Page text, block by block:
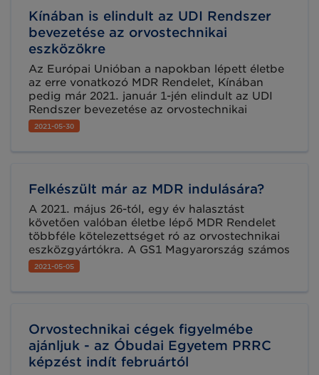
Kínában is elindult az UDI Rendszer
bevezetése az orvostechnikai
eszközökre
Az Európai Unióban a napokban lépett életbe
az erre vonatkozó MDR Rendelet, Kínában
pedig már 2021. január 1-jén elindult az UDI
Rendszer bevezetése az orvostechnikai
eszközök kapcsán. Cikkünkben
összegyűjtöttünk néhány fontos információt a
2021-05-30
Felkészült már az MDR indulására?
A 2021. május 26-tól, egy év halasztást
követően valóban életbe lépő MDR Rendelet
többféle kötelezettséget ró az orvostechnikai
eszközgyártókra. A GS1 Magyarország számos
módon támogatja az érintetteket abban, hogy
meg tudjanak felelni a Rendelet előírásainak,
témában. Vegyen részt következő online
ülésünkön!
2021-05-05
Orvostechnikai cégek figyelmébe
ajánljuk - az Óbudai Egyetem PRRC
képzést indít februártól